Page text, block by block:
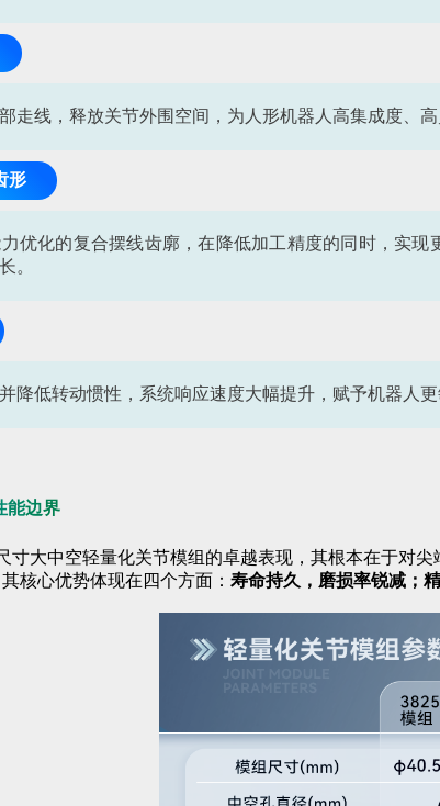
走线，释放关节外围空间，为人形机器人高集成度、高
形
优化的复合摆线齿廓，在降低加工精度的同时，实
。
降低转动惯性，系统响应速度大幅提升，赋予机器人更
能边界
寸大中空轻量化关节模组的卓越表现，其根本在于对
核心优势体现在四个方面： 寿命持久，磨损率锐减；